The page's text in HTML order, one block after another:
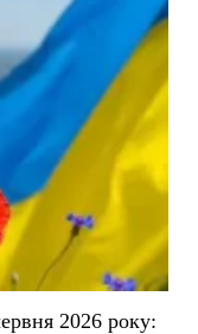
2026 року: